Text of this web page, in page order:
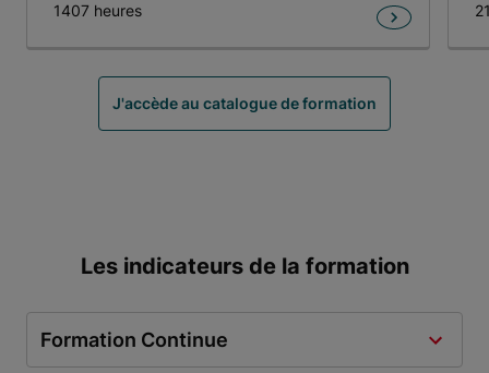
1407 heures
J'accède au catalogue de formation
Les indicateurs de la formation
Formation Continue